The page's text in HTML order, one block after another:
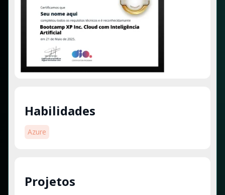
Habilidades
Azure
Projetos